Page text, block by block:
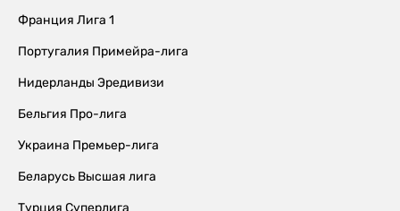
Франция Лига 1
Португалия Примейра-лига
Нидерланды Эредивизи
Бельгия Про-лига
Украина Премьер-лига
Беларусь Высшая лига
Турция Суперлига